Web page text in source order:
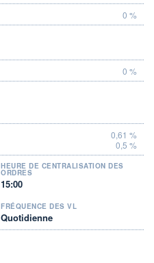
0 %
0 %
0,61 %
0,5 %
HEURE DE CENTRALISATION DES
ORDRES
15:00
FRÉQUENCE DES VL
Quotidienne